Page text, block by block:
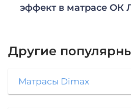
эффект в матрасе ОК
Другие
Матрасы Dimax